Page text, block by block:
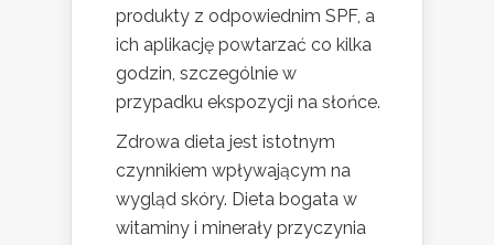
produkty z odpowiednim SPF, a
ich aplikację powtarzać co kilka
godzin, szczególnie w
przypadku ekspozycji na słońce.
Zdrowa dieta jest istotnym
czynnikiem wpływającym na
wygląd skóry. Dieta bogata w
witaminy i minerały przyczynia